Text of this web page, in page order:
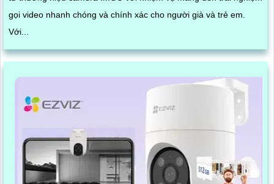
gọi video nhanh chóng và chính xác cho người già và trẻ em.
Với...